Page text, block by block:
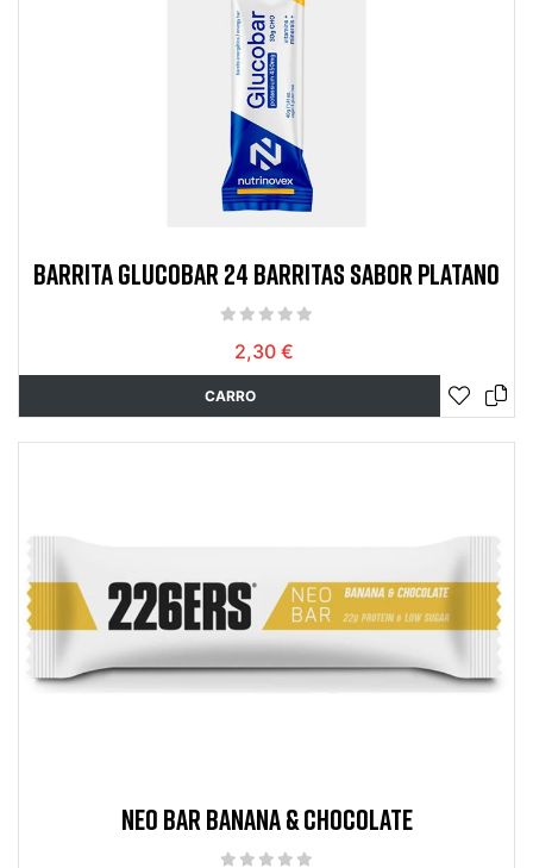
BARRITA GLUCOBAR 24 BARRITAS SABOR PLATANO
2,30 €
CARRO
NEO BAR BANANA & CHOCOLATE